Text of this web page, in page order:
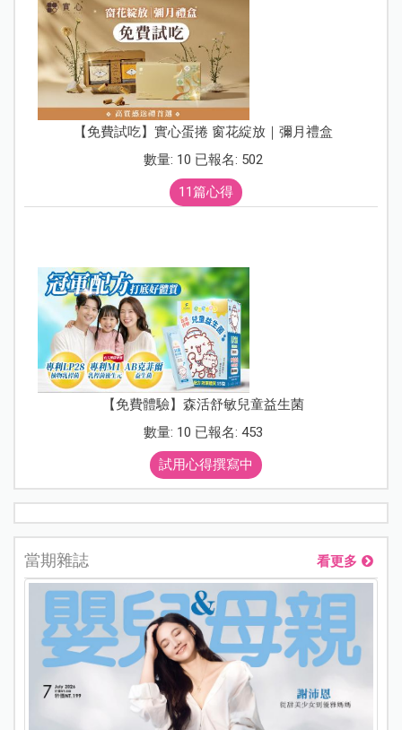
【免費試吃】實心蛋捲 窗花綻放｜彌月禮盒
數量: 10 已報名: 502
11篇心得
【免費體驗】森活舒敏兒童益生菌
數量: 10 已報名: 453
試用心得撰寫中
當期雜誌 看更多